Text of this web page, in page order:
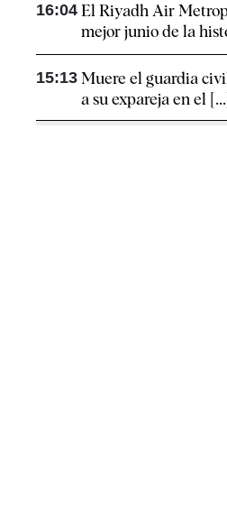
16:04 El Riyadh Air
mejor junio de la
15:13 Muere el guardia
a su expareja en el